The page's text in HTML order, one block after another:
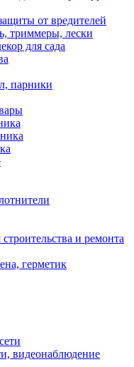
от вредителей
триммеры, лески
для сада
парники
и ремонта
герметик
видеонаблюдение